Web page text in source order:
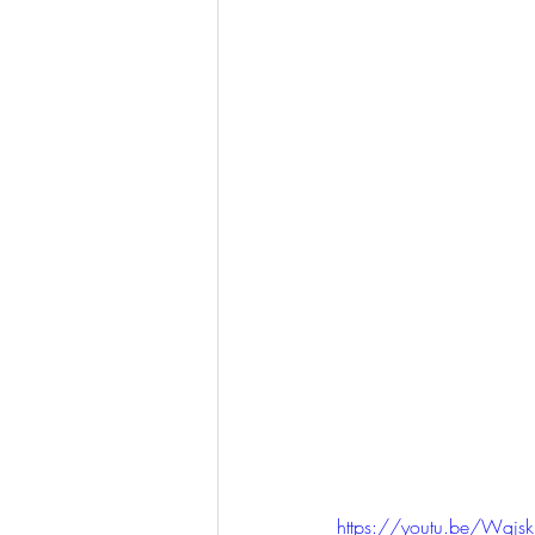
https://youtu.be/